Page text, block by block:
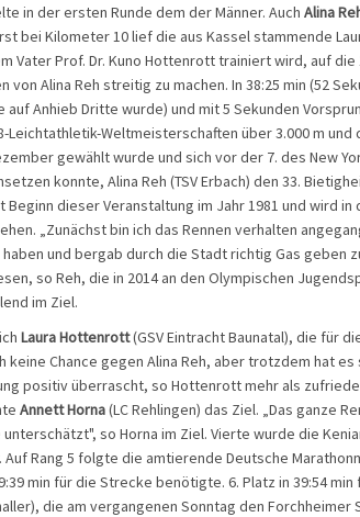
in der ersten Runde dem der Männer. AuchAlina
bei Kilometer 10 lief die aus Kassel stammende
Vater Prof. Dr. Kuno Hottenrott trainiert wird, auf die
von Alina Reh streitig zu machen. In 38:25 min (52
auf Anhieb Dritte wurde) und mit 5 Sekunden
Leichtathletik-Weltmeisterschaften über 3.000 m und
gewählt wurde und sich vor der 7. des New
konnte, Alina Reh (TSV Erbach) den 33.
dieser Veranstaltung im Jahr 1981 und wird in
„Zunächst bin ich das Rennen verhalten
und bergab durch die Stadt richtig Gas geben
so Reh, die in 2014 an den Olympischen
im Ziel.
Laura Hottenrott(GSV Eintracht Baunatal), die für
Chance gegen Alina Reh, aber trotzdem hat es
positiv überrascht, so Hottenrott mehr als
Annett Horna(LC Rehlingen) das Ziel. „Das ganze
so Horna im Ziel. Vierte wurde die
Auf Rang 5 folgte die amtierende Deutsche
min für die Strecke benötigte. 6. Platz in 39:54 min
die am vergangenen Sonntag den Forchheimer